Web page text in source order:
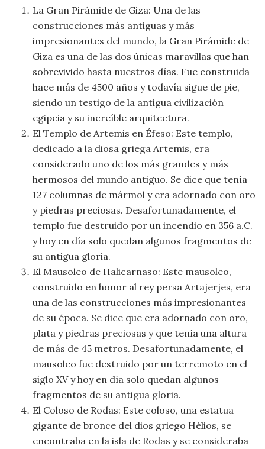
Psicología
Religión
Salud
Sociología
Tecnología
Universo
Viajar
La Gran Pirámide de Giza: Una de las
construcciones más antiguas y más
impresionantes del mundo, la Gran Pirámide de
Giza es una de las dos únicas maravillas que han
sobrevivido hasta nuestros días. Fue construida
hace más de 4500 años y todavía sigue de pie,
siendo un testigo de la antigua civilización
egipcia y su increíble arquitectura.
El Templo de Artemis en Éfeso: Este templo,
dedicado a la diosa griega Artemis, era
considerado uno de los más grandes y más
hermosos del mundo antiguo. Se dice que tenía
127 columnas de mármol y era adornado con oro
y piedras preciosas. Desafortunadamente, el
templo fue destruido por un incendio en 356 a.C.
y hoy en día solo quedan algunos fragmentos de
su antigua gloria.
El Mausoleo de Halicarnaso: Este mausoleo,
construido en honor al rey persa Artajerjes, era
una de las construcciones más impresionantes
de su época. Se dice que era adornado con oro,
plata y piedras preciosas y que tenía una altura
de más de 45 metros. Desafortunadamente, el
mausoleo fue destruido por un terremoto en el
siglo XV y hoy en día solo quedan algunos
fragmentos de su antigua gloria.
El Coloso de Rodas: Este coloso, una estatua
gigante de bronce del dios griego Hélios, se
encontraba en la isla de Rodas y se consideraba